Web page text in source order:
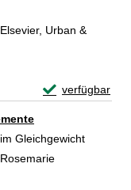
Verfasser
Urban &
verfügbar
Exemplar-
Gleichgewicht